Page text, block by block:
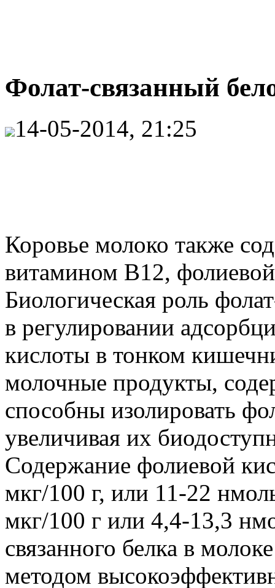
Фолат-связанный
14-05-2014, 21:25
Коровье молоко также
витамином B12,
Биологическая роль
в регулировании
кислоты в тонком
молочные продукты,
способны изолировать
увеличивая их
Содержание фолиевой
мкг/100 г, или 11-22
мкг/100 г или 4,4-13,3
связанного белка в
методом